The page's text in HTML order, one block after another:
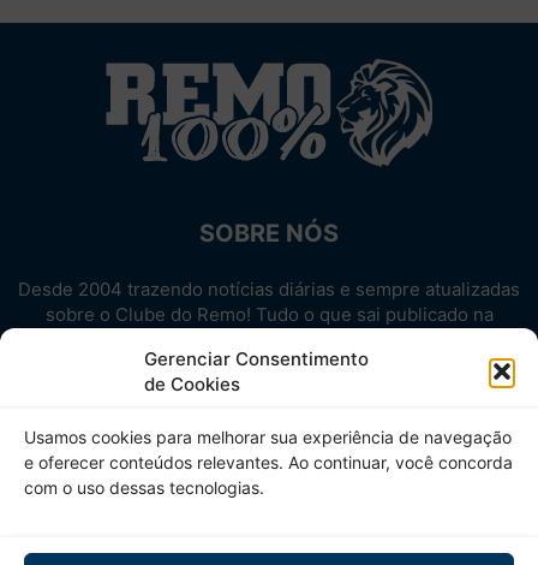
Gerenciar Consentimento
de Cookies
Usamos cookies para melhorar sua experiência de navegação
e oferecer conteúdos relevantes. Ao continuar, você concorda
com o uso dessas tecnologias.
SOBRE NÓS
Desde 2004 trazendo notícias diárias e sempre atualizadas
sobre o Clube do Remo! Tudo o que sai publicado na
Aproveite! Site não-oficial.
SIGA-NOS